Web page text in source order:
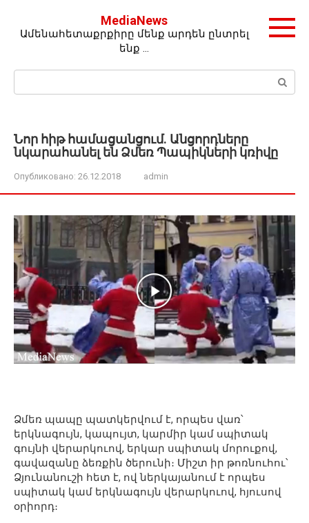
контенту
MediaNews
Ամենահետաքրքիրը մենք արդեն ընտրել
ենք …
Поиск:
Նոր հիթ համացանցում. Անցորդները
նկարահանել են Ձմեռ Պապիկների կռիվը
Опубликовано: 26.12.2018 admin
Ձմեռ պապը պատկերվում է, որպես վառ՝
երկնագույն, կապույտ, կարմիր կամ սպիտակ
գույնի վերարկուով, երկար սպիտակ մորուքով,
գավազանը ձեռքին ծերունի։ Միշտ իր թոռնուհու՝
Ձյունանուշի հետ է, ով ներկայանում է որպես
սպիտակ կամ երկնագույն վերարկուով, հյուսով
օրիորդ։